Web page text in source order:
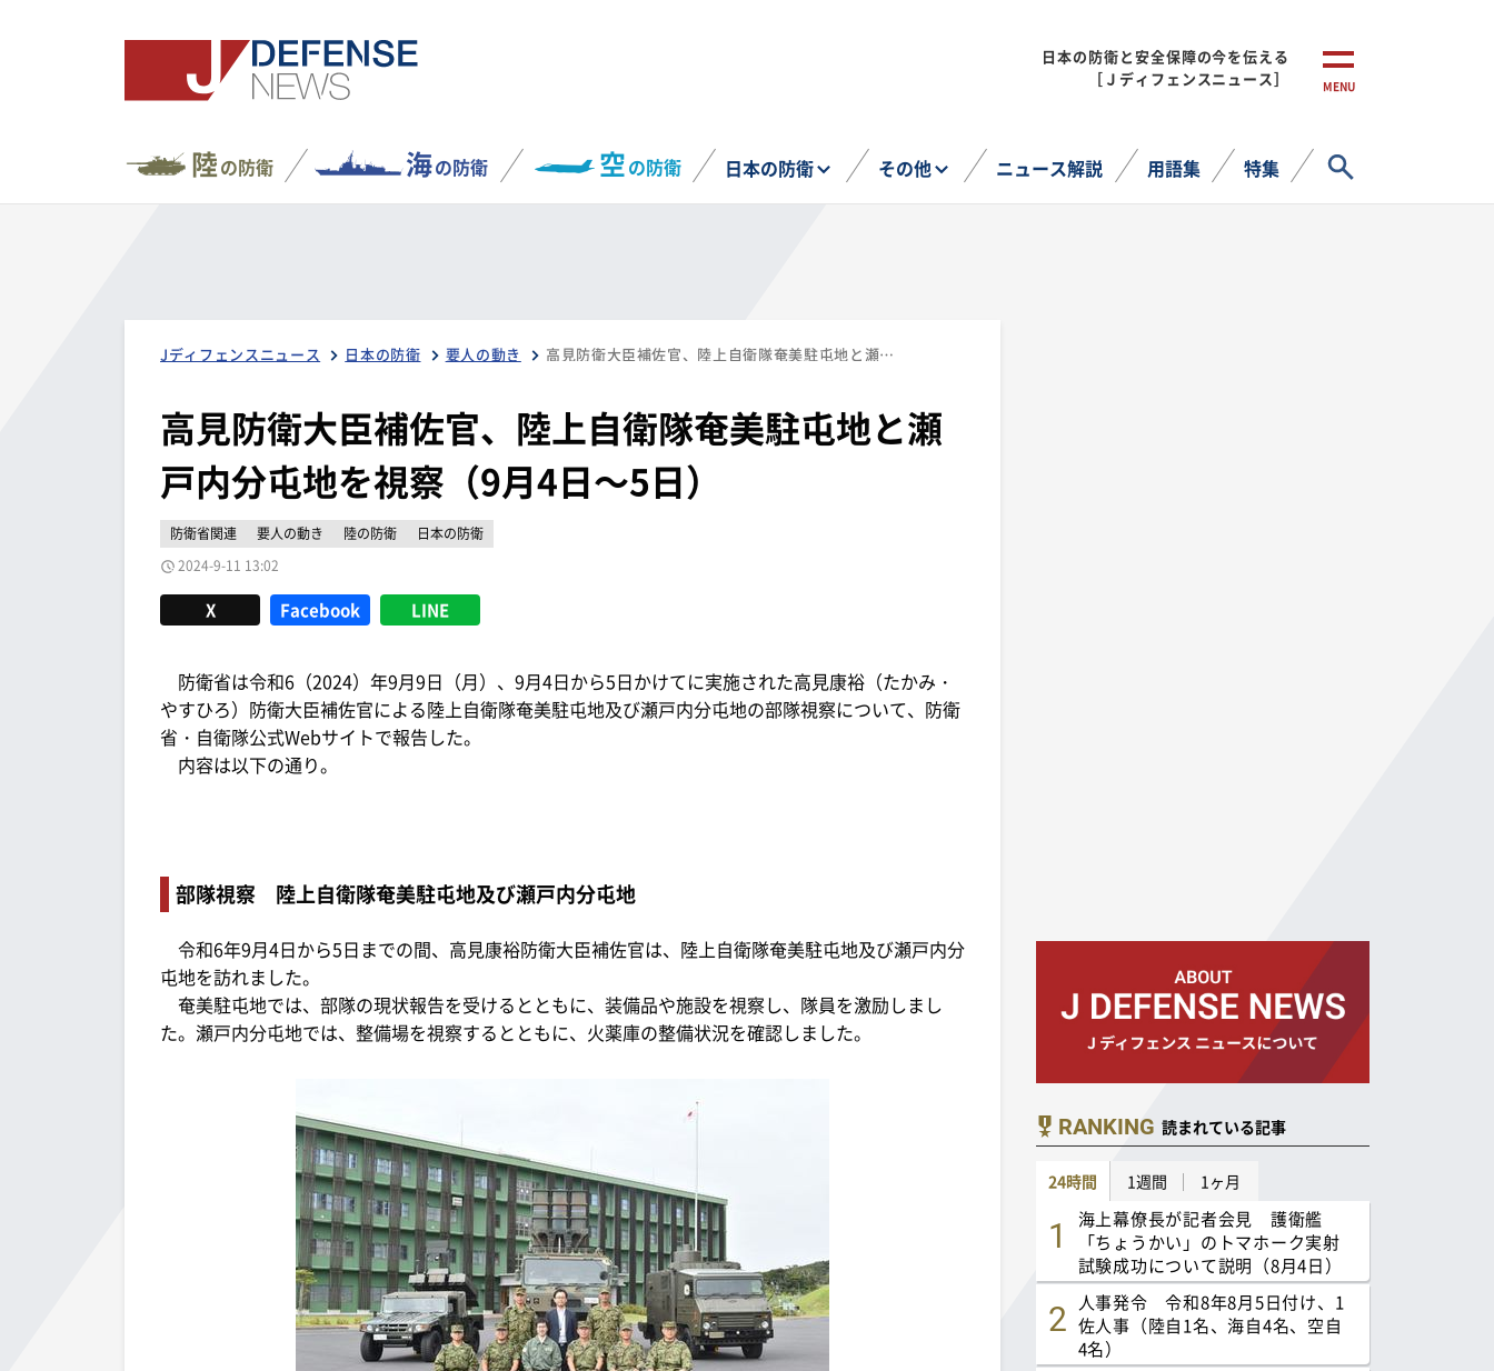
日本の防衛と安全保障の今を伝える
［Ｊディフェンスニュース］
MENU
陸の防衛 海の防衛 空の防衛 日本の防衛 その他 ニュース解説 用語集 特集
Jディフェンスニュース 日本の防衛 要人の動き 高見防衛大臣補佐官、陸上自衛隊奄美駐屯地と瀬戸内分屯地を視察（9月4日～5日）
高見防衛大臣補佐官、陸上自衛隊奄美駐屯地と瀬
戸内分屯地を視察（9月4日～5日）
防衛省関連 要人の動き 陸の防衛
日本の防衛
2024-9-11 13:02
X Facebook LINE
防衛省は令和6（2024）年9月9日（月）、9月4日から5日かけてに実施された高見康裕（たかみ・
やすひろ）防衛大臣補佐官による陸上自衛隊奄美駐屯地及び瀬戸内分屯地の部隊視察について、防衛
省・自衛隊公式Webサイトで報告した。
内容は以下の通り。
部隊視察 陸上自衛隊奄美駐屯地及び瀬戸内分屯地
令和6年9月4日から5日までの間、高見康裕防衛大臣補佐官は、陸上自衛隊奄美駐屯地及び瀬戸内分
屯地を訪れました。
奄美駐屯地では、部隊の現状報告を受けるとともに、装備品や施設を視察し、隊員を激励しまし
た。瀬戸内分屯地では、整備場を視察するとともに、火薬庫の整備状況を確認しました。
RANKING 読まれている記事
24時間 1週間 1ヶ月
海上幕僚長が記者会見 護衛艦
「ちょうかい」のトマホーク実射
試験成功について説明（8月4日）
人事発令 令和8年8月5日付け、1
佐人事（陸自1名、海自4名、空自
4名）